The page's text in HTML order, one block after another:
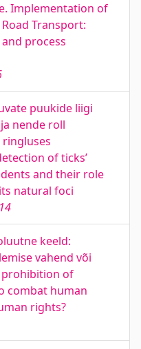
Implementation of
Transport:
process
puukide liigi
nende roll
of ticks’
and their role
natural foci
keeld:
vahend või
prohibition of
combat human
rights?